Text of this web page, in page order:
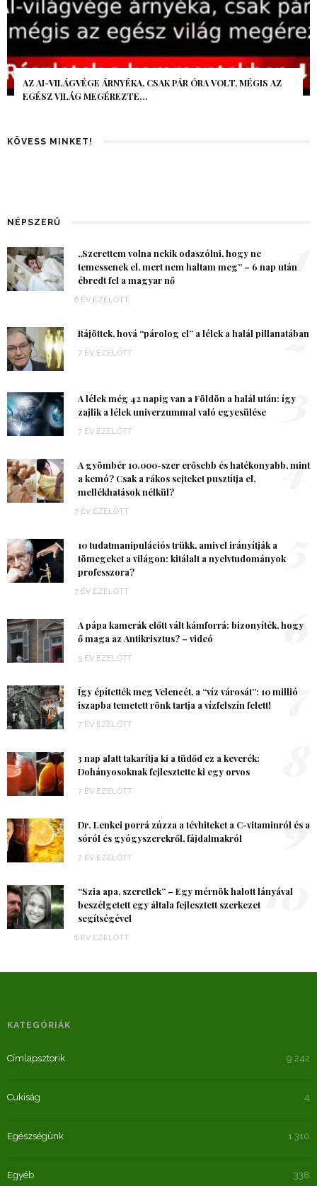
AZ AI-VILÁGVÉGE ÁRNYÉKA, CSAK PÁR ÓRA VOLT, MÉGIS AZ
EGÉSZ VILÁG MEGÉREZTE…
KÖVESS MINKET!
NÉPSZERŰ
„Szerettem volna nekik odaszólni, hogy ne
temessenek el, mert nem haltam meg” – 6 nap után
ébredt fel a magyar nő
6 ÉV EZELŐTT
1
Rájöttek, hová “párolog el” a lélek a halál pillanatában
7 ÉV EZELŐTT 2
A lélek még 42 napig van a Földön a halál után: így
zajlik a lélek univerzummal való egyesülése
7 ÉV EZELŐTT
3
A gyömbér 10.000-szer erősebb és hatékonyabb, mint
a kemó? Csak a rákos sejteket pusztítja el,
mellékhatások nélkül?
7 ÉV EZELŐTT
4
10 tudatmanipulációs trükk, amivel irányítják a
tömegeket a világon: kitálalt a nyelvtudományok
professzora?
7 ÉV EZELŐTT
A pápa kamerák előtt vált kámforrá: bizonyíték, hogy
ő maga az Antikrisztus? – videó
5 ÉV EZELŐTT
6
Így építették meg Velencét, a “víz városát”: 10 millió
iszapba temetett rönk tartja a vízfelszín felett!
7 ÉV EZELŐTT
7
3 nap alatt takarítja ki a tüdőd ez a keverék:
Dohányosoknak fejlesztette ki egy orvos
7 ÉV EZELŐTT
Dr. Lenkei porrá zúzza a tévhiteket a C-vitaminról és a
sóról és gyógyszerekről, fájdalmakról
7 ÉV EZELŐTT
9
“Szia apa, szeretlek” – Egy mérnök halott lányával
beszélgetett egy általa fejlesztett szerkezet
segítségével
6 ÉV EZELŐTT
10
KATEGÓRIÁK
Címlapsztorik 9 242
Cukiság 4
Egészségünk 1 310
Egyéb 338